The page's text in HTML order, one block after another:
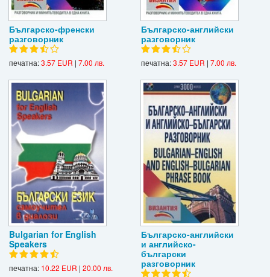
Българско-френски
разговорник
печатна:3.57 EUR | 7.00 лв.
Българско-английски
разговорник
печатна:3.57 EUR | 7.00 лв.
Bulgarian for English
Speakers
печатна: 10.22 EUR | 20.00 лв.
Българско-английски
и английско-
български
разговорник